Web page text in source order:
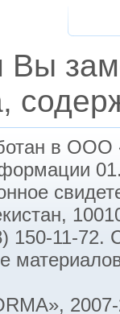
Вы
в ООО
150-11-72.